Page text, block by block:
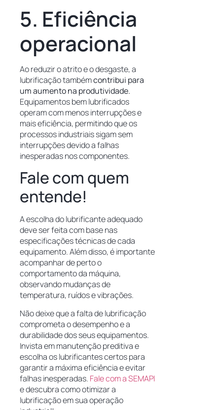
5. Eficiência
operacional
Ao reduzir o atrito e o desgaste, a
lubrificação tambémcontribui para
um aumento na produtividade.
Equipamentos bem lubrificados
operam com menos interrupções e
mais eficiência, permitindo que os
processos industriais sigam sem
interrupções devido a falhas
inesperadas nos componentes.
Fale com quem
entende!
A escolha do lubrificante adequado
deve ser feita com base nas
especificações técnicas de cada
equipamento. Além disso, é importante
acompanhar de perto o
comportamento da máquina,
observando mudanças de
temperatura, ruídos e vibrações.
Não deixe que a falta de lubrificação
comprometa o desempenho e a
durabilidade dos seus equipamentos.
Invista em manutenção preditiva e
escolha os lubrificantes certos para
garantir a máxima eficiência e evitar
falhas inesperadas. Fale com a SEMAPI
e descubra como otimizar a
lubrificação em sua operação